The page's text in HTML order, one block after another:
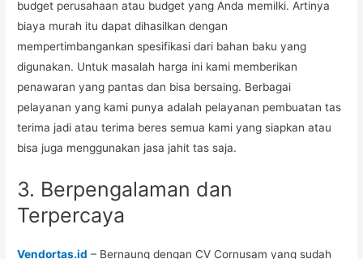
budget perusahaan atau budget yang Anda memilki. Artinya
biaya murah itu dapat dihasilkan dengan
mempertimbangankan spesifikasi dari bahan baku yang
digunakan. Untuk masalah harga ini kami memberikan
penawaran yang pantas dan bisa bersaing. Berbagai
pelayanan yang kami punya adalah pelayanan pembuatan tas
terima jadi atau terima beres semua kami yang siapkan atau
bisa juga menggunakan jasa jahit tas saja.
3. Berpengalaman dan
Terpercaya
Vendortas.id – Bernaung dengan CV Cornusam yang sudah